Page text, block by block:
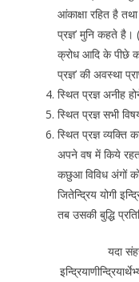
आंकाक्षा रहित है
प्रज्ञ’ मुनि कहते
क्रोध आदि के पीछे
प्रज्ञ’ की अवस्था
स्थित प्रज्ञ अनीह
स्थित प्रज्ञ सभी
स्थित प्रज्ञ व्यक्ति
अपने वष में किये
कछुआ विविध अंगों
जितेन्द्रिय योगी
तब उसकी बुद्धि
यदा